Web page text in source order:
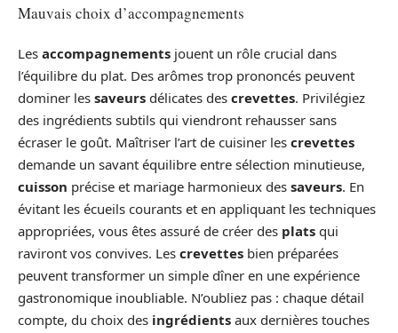
Mauvais choix d’accompagnements
Les accompagnements jouent un rôle crucial dans
l’équilibre du plat. Des arômes trop prononcés peuvent
dominer les saveurs délicates des crevettes. Privilégiez
des ingrédients subtils qui viendront rehausser sans
écraser le goût. Maîtriser l’art de cuisiner les crevettes
demande un savant équilibre entre sélection minutieuse,
cuisson précise et mariage harmonieux des saveurs. En
évitant les écueils courants et en appliquant les techniques
appropriées, vous êtes assuré de créer des plats qui
raviront vos convives. Les crevettes bien préparées
peuvent transformer un simple dîner en une expérience
gastronomique inoubliable. N’oubliez pas : chaque détail
compte, du choix des ingrédients aux dernières touches